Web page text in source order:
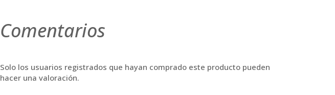
Comentarios
Solo los usuarios registrados que hayan comprado este producto pueden
hacer una valoración.